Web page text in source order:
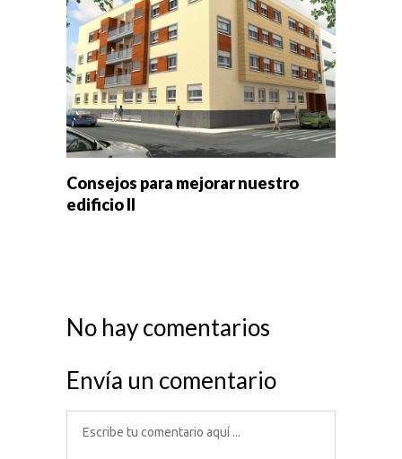
Consejos para mejorar nuestro
edificio II
No hay comentarios
Envía un comentario